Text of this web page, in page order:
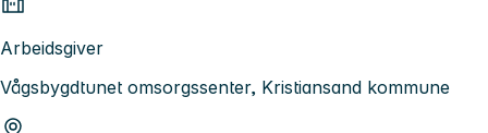
Arbeidsgiver
Vågsbygdtunet omsorgssenter, Kristiansand kommune